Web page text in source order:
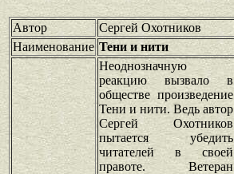
Автор
Сергей Охотников
Наименование Тени и нити
Неоднозначную
реакцию вызвало в
обществе произведение
Тени и нити. Ведь автор
Сергей Охотников
пытается убедить
читателей в своей
правоте. Ветеран